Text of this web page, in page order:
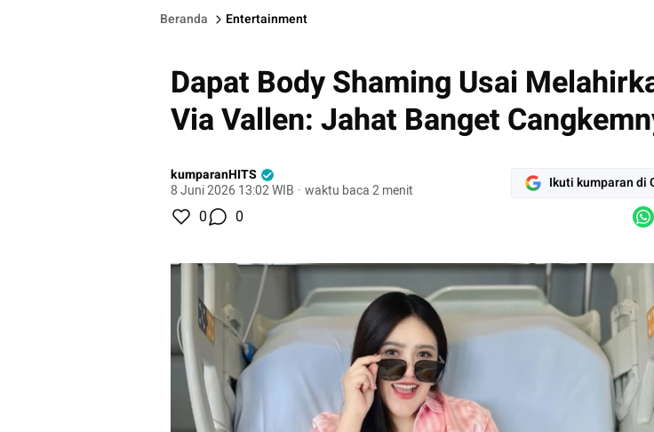
Beranda Entertainment
Dapat Body Shaming Usai
Via Vallen: Jahat Banget
kumparanHITS
8 Juni 2026 13:02 WIB · waktu baca 2 menit Ikuti kumparan di
0 0